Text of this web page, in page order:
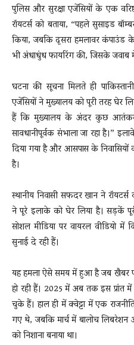
पुलिस और सुरक्षा एजेंसियों के एक
रॉयटर्स को बताया, “पहले सुसाइड
किया, जबकि दूसरा हमलावर कंपाउंड
भी अंधाधुंध फायरिंग की, जिसके जवाब में
घटना की सूचना मिलते ही
एजेंसियों ने मुख्यालय को पूरी तरह घेर
हैं कि मुख्यालय के अंदर कुछ
सावधानीपूर्वक संभाला जा रहा है।”
दिया गया है और आसपास के
है।
स्थानीय निवासी सफदर खान ने
ने पूरे इलाके को घेर लिया है। सड़कें
सोशल मीडिया पर वायरल वीडियो में
सुनाई दे रही हैं।
यह हमला ऐसे समय में हुआ है जब खैबर
हो रही हैं। 2025 में अब तक इस प्रांत
चुके हैं। हाल ही में क्वेट्टा में एक
गए थे, जबकि मार्च में बालोच
को निशाना बनाया था।